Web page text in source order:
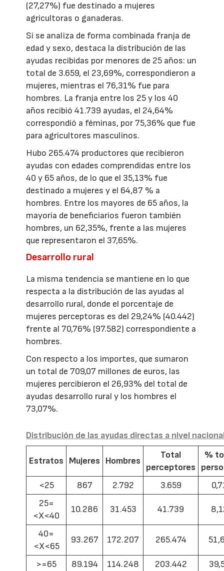
(27,27%) fue destinado a mujeres
agricultoras o ganaderas.
Si se analiza de forma combinada franja de
edad y sexo, destaca la distribución de las
ayudas recibidas por menores de 25 años: un
total de 3.659, el 23,69%, correspondieron a
mujeres, mientras el 76,31% fue para
hombres. La franja entre los 25 y los 40
años recibió 41.739 ayudas, el 24,64%
correspondió a féminas, por 75,36% que fue
para agricultores masculinos.
Hubo 265.474 productores que recibieron
ayudas con edades comprendidas entre los
40 y 65 años, de lo que el 35,13% fue
destinado a mujeres y el 64,87 % a
hombres. Entre los mayores de 65 años, la
mayoría de beneficiarios fueron también
hombres, un 62,35%, frente a las mujeres
que representaron el 37,65%.
Desarrollo rural
La misma tendencia se mantiene en lo que
respecta a la distribución de las ayudas al
desarrollo rural, donde el porcentaje de
mujeres perceptoras es del 29,24% (40.442)
frente al 70,76% (97.582) correspondiente a
hombres.
Con respecto a los importes, que sumaron
un total de 709,07 millones de euros, las
mujeres percibieron el 26,93% del total de
ayudas desarrollo rural y los hombres el
73,07%.
Distribución de las ayudas directas a nivel
Estratos Mujeres Hombres
Total
perceptores
%
<25
867 2.792 3.659
25=
<X<40
10.286 31.453 41.739
40=
<X<65
93.267 172.207 265.474
>=65 89.194 114.248 203.442